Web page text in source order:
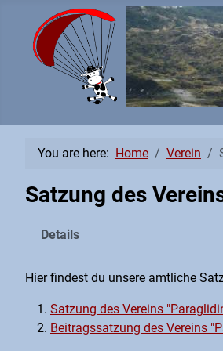
You are here: Home Verein
Satzung des
Details
Hier findest du unsere amtliche
Satzung des Vereins
Beitragssatzung des Vereins